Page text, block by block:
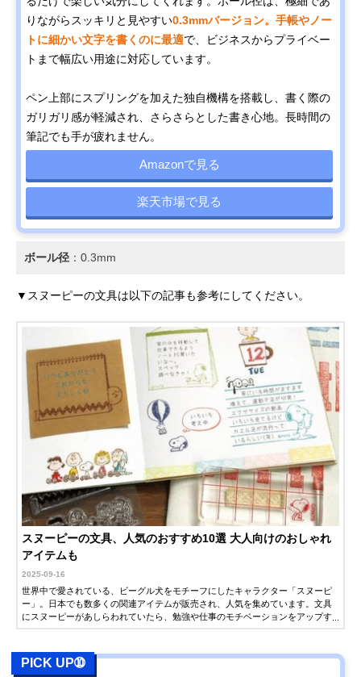
りながらスッキリと見やすい0.3mmバージョン。手帳やノー
トに細かい文字を書くのに最適で、ビジネスからプライベー
トまで幅広い用途に対応しています。
ペン上部にスプリングを加えた独自機構を搭載し、書く際の
ガリガリ感が軽減され、さらさらとした書き心地。長時間の
筆記でも手が疲れません。
Amazonで見る
楽天市場で見る
ボール径 ：0.3mm
▼スヌーピーの文具は以下の記事も参考にしてください。
スヌーピーの文具、人気のおすすめ10選 大人向けのおしゃれ
アイテムも
2025-09-16
世界中で愛されている、ビーグル犬をモチーフにしたキャラクター「スヌーピ
ー」。日本でも数多くの関連アイテムが販売され、人気を集めています。文具
にスヌーピーがあしらわれていたら、勉強や仕事のモチベーションをアップす
PICK UP➉